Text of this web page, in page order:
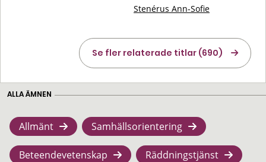
Stenérus Ann-Sofie
Se fler relaterade titlar (690)
ALLA ÄMNEN
Allmänt Samhällsorientering
Beteendevetenskap Räddningstjänst